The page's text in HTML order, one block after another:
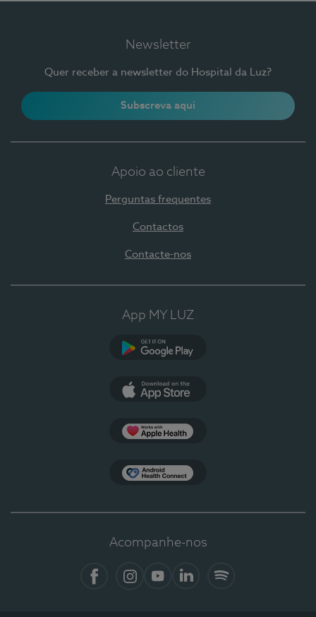
Newsletter
Quer receber a newsletter do Hospital da Luz?
Subscreva aqui
Apoio ao cliente
Perguntas frequentes
Contactos
Contacte-nos
App MY LUZ
Acompanhe-nos